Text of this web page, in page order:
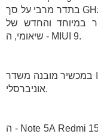
בתדר מרבי על סך GHz1.4 ומגיע עם GB RAM2 ו- GB16 שטח
במיוחד והחדש של
שיאומי, ה - MIUI 9.
במכשיר מובנה משדר IR blaster המאפשר לו לתפקד גם כשלט
אוניברסלי.
ה - Note 5A Redmi מאפשר חווית שימוש יוקרתית במשקל 150